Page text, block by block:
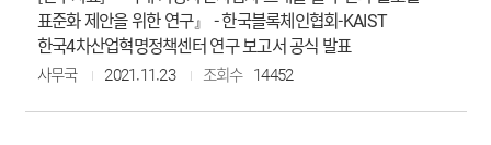
표준화 제안을 위한 연구』 - 한국블록체인협회-KAIST
한국4차산업혁명정책센터 연구 보고서 공식 발표
사무국 2021.11.23 조회수 14452